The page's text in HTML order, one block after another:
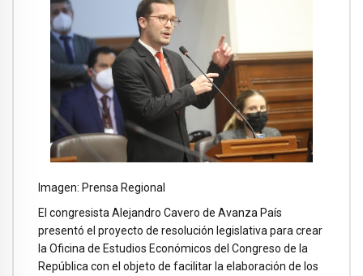
Imagen: Prensa Regional
El congresista Alejandro Cavero de Avanza País
presentó el proyecto de resolución legislativa para crear
la Oficina de Estudios Económicos del Congreso de la
República con el objeto de facilitar la elaboración de los